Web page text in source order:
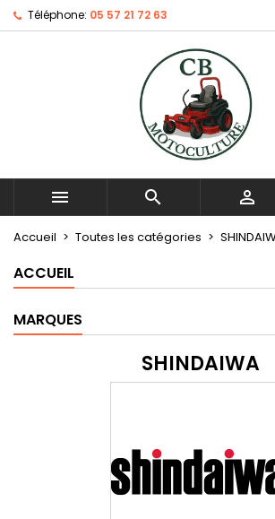
Téléphone: 05 57 21 72 63
  
Accueil Toutes les catégories
ACCUEIL
MARQUES
SHINDAIWA